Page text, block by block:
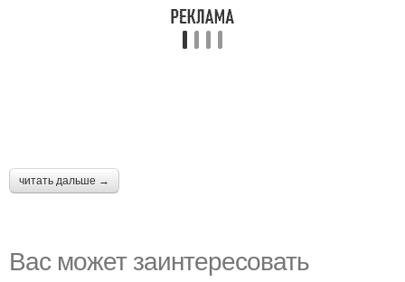
читать дальше →
Вас может заинтересовать